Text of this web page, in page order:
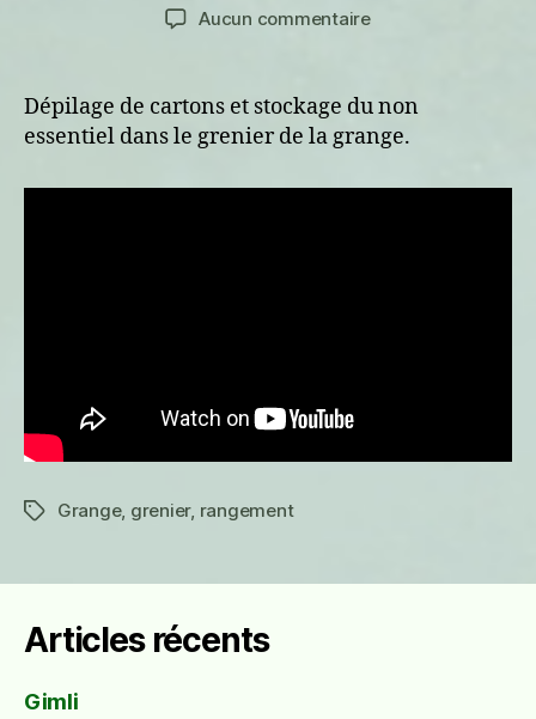
l’article
Aucun commentairesur
chambre
Dépilage de cartons et stockage du non
essentiel dans le grenier de la grange.
Étiquettes
Grange, grenier, rangement
Articles récents
Gimli